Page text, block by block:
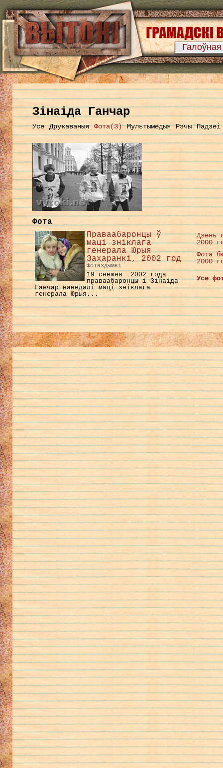
Галоўная
Зінаіда Ганчар
Усе Друкаваныя Фота(3) Мультымедыя Рэчы Падзеі
Фота
Праваабаронцы ў
маці зніклага
генерала Юрыя
Захаранкі, 2002 год
Фотаздымкі
19 снежня 2002 года
праваабаронцы і Зінаіда
Ганчар наведалі маці зніклага
генерала Юрыя...
Дзень
2000
Фота
2000
Усе